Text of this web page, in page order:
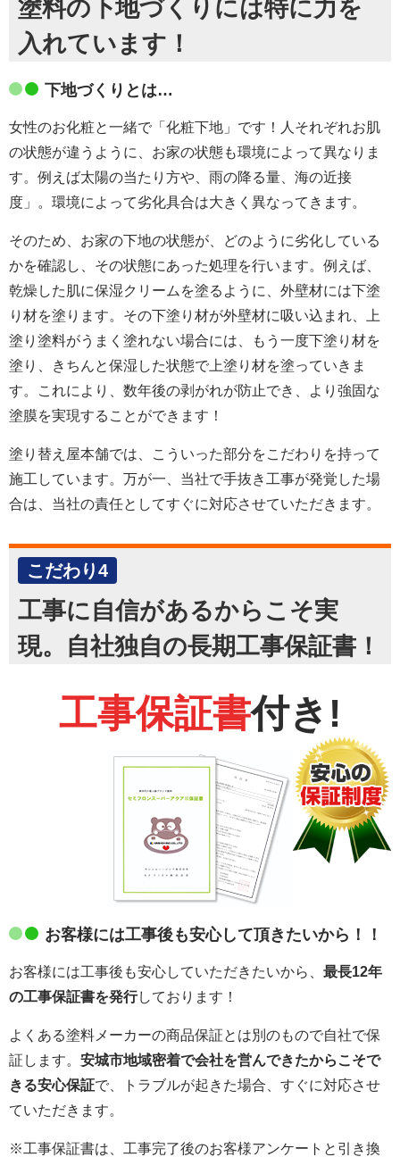
塗料の下地づくりには特に力を
入れています！
下地づくりとは…
女性のお化粧と一緒で「化粧下地」です！人それぞれお肌
の状態が違うように、お家の状態も環境によって異なりま
す。例えば太陽の当たり方や、雨の降る量、海の近接
度」。環境によって劣化具合は大きく異なってきます。
そのため、お家の下地の状態が、どのように劣化している
かを確認し、その状態にあった処理を行います。例えば、
乾燥した肌に保湿クリームを塗るように、外壁材には下塗
り材を塗ります。その下塗り材が外壁材に吸い込まれ、上
塗り塗料がうまく塗れない場合には、もう一度下塗り材を
塗り、きちんと保湿した状態で上塗り材を塗っていきま
す。これにより、数年後の剥がれが防止でき、より強固な
塗膜を実現することができます！
塗り替え屋本舗では、こういった部分をこだわりを持って
施工しています。万が一、当社で手抜き工事が発覚した場
合は、当社の責任としてすぐに対応させていただきます。
こだわり4
工事に自信があるからこそ実
現。自社独自の長期工事保証書！
工事保証書付き!
お客様には工事後も安心して頂きたいから！！
お客様には工事後も安心していただきたいから、 最長12年
の工事保証書を発行しております！
よくある塗料メーカーの商品保証とは別のもので自社で保
証します。 安城市地域密着で会社を営んできたからこそで
きる安心保証で、トラブルが起きた場合、すぐに対応させ
ていただきます。
※工事保証書は、工事完了後のお客様アンケートと引き換